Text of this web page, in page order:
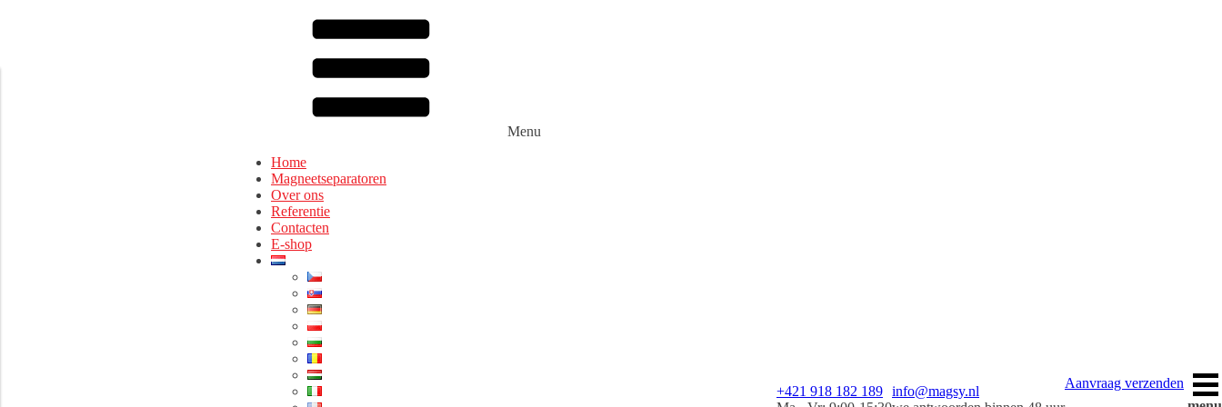
Menu
Home
Magneetseparatoren
Over ons
Referentie
Contacten
E-shop
+421 918 182 189 info@magsy.nl
Aanvraag verzenden